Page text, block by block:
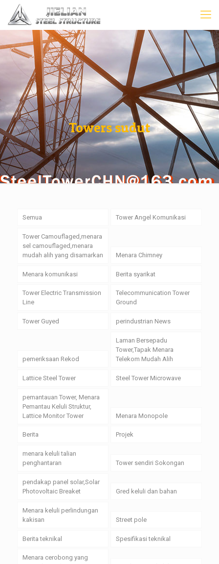
Towers sudut
Semua Tower Angel Komunikasi
Tower Camouflaged,menara
sel camouflaged,menara
mudah alih yang disamarkan
Menara Chimney
Menara komunikasi Berita syarikat
Tower Electric Transmission
Line
Telecommunication Tower
Ground
Tower Guyed perindustrian News
pemeriksaan Rekod
Laman Bersepadu
Tower,Tapak Menara
Telekom Mudah Alih
Lattice Steel Tower Steel Tower Microwave
pemantauan Tower, Menara
Pemantau Keluli Struktur,
Lattice Monitor Tower
Menara Monopole
Berita Projek
menara keluli talian
penghantaran
Tower sendiri Sokongan
pendakap panel solar,Solar
Photovoltaic Breaket
Gred keluli dan bahan
Menara keluli perlindungan
kakisan
Street pole
Berita teknikal Spesifikasi teknikal
Menara cerobong yang